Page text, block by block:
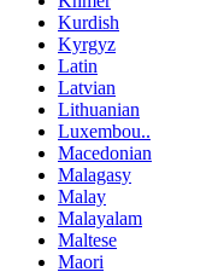
Kurdish
Kyrgyz
Latin
Latvian
Lithuanian
Luxembou..
Macedonian
Malagasy
Malay
Malayalam
Maltese
Maori